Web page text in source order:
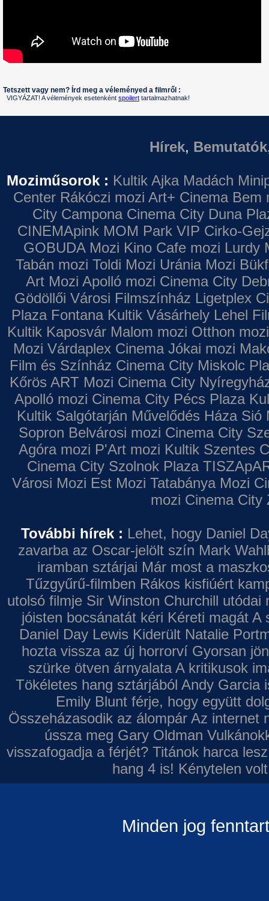
Tetszett vagy nem? Írd meg a véleményed a filmről :
VIGYÁZAT! A vélemények esetenként spoilert tartalmazhatnak!
Hírek, Bemutatók
Moziműsorok : Kultik Ajka Madách
Center Rákóczi mozi Art+ Cinema Bem
City Campona Cinema City Duna
CINEMApink MOM Park VIP Cirko-
GOBUDA Mozi Kino Cafe mozi Lurdy
Tabán mozi Toldi Mozi Uránia Mozi
Art Mozi Apolló mozi Cinema City
Gödöllői Városi Filmszínház Ligetplex
Plaza Fontana Kultik Vásárhely Lehel
Kultik Kaposvár Malom mozi Otthon mozi
Mozi Várdaplex Cinema Jókai mozi
Film és Színház Cinema City Miskolc
Kőrös ART Mozi Cinema City
Apolló mozi Cinema City Pécs Plaza
Kultik Salgótarján Művelődés Háza Sió
Sopron Belvárosi mozi Cinema City
Agóra mozi P'Art mozi Kultik Szentes
Cinema City Szolnok Plaza
Városi Mozi Est Mozi Tatabánya Mozi
mozi Cinema City
További hírek : Lehet, hogy Daniel
zavarba az Oscar-jelölt szín Mark
iramban sztárjai Már most a
Tűzgyűrű-filmben Rákos kisfiúért
utolsó filmje Sir Winston Churchill utódai
jóisten bocsánatát kéri Kéreti magát A
Daniel Day Lewis Kiderült Natalie
hozta vissza az új horrorví Gyorsan
szürke ötven árnyalata A kritikusok
Tökéletes hang sztárjából Andy Garcia
Emily Blunt férje, hogy együtt
Összeházasodik az álompár Az internet
ússza meg Gary Oldman
visszafogadja a férjét? Titánok harca
hang 4 is! Kénytelen
Minden jog